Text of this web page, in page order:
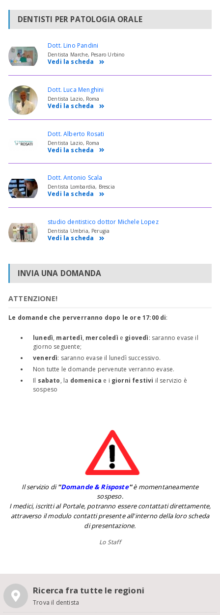
DENTISTI PER PATOLOGIA ORALE
Dott. Lino Pandini
Dentista Marche, Pesaro Urbino
Vedi la scheda
Dott. Luca Menghini
Dentista Lazio, Roma
Vedi la scheda
Dott. Alberto Rosati
Dentista Lazio, Roma
Vedi la scheda
Dott. Antonio Scala
Dentista Lombardia, Brescia
Vedi la scheda
studio dentistico dottor Michele Lopez
Dentista Umbria, Perugia
Vedi la scheda
INVIA UNA DOMANDA
ATTENZIONE!
Le domande che perverranno dopo le ore 17:00 di:
lunedì, martedì, mercoledì e giovedì: saranno evase il
giorno seguente;
venerdì: saranno evase il lunedì successivo.
Non tutte le domande pervenute verranno evase.
Il sabato, la domenica e i giorni festivi il servizio è
sospeso
Il servizio di''Domande & Risposte''è momentaneamente
sospeso.
I medici, iscritti al Portale, potranno essere contattati direttamente,
attraverso il modulo contatti presente all'interno della loro scheda
di presentazione.
Lo Staff
Ricerca fra tutte le regioni
Trova il dentista